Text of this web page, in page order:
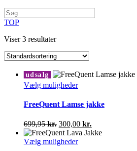
TOP
Viser 3 resultater
udsalg
Vælg mulighederDette
har
flere
varianter.
Mulighederne
kan
vælges
FreeQuent Lamse jakke
699,95kr. Den
oprindelige
pris
300,00 kr.
aktuelle
Vælg mulighederDette